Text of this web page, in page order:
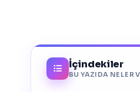
İçindekiler
BU YAZIDA NELER